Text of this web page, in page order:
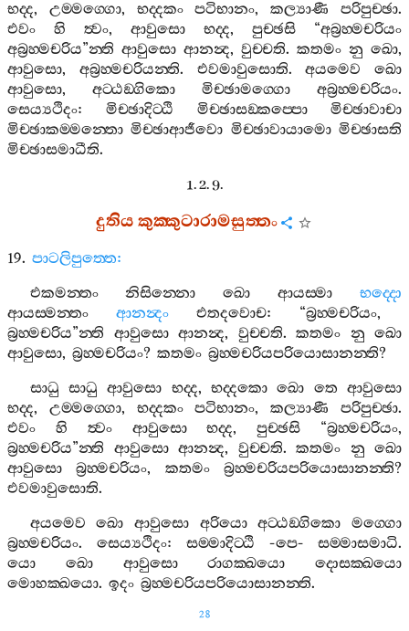
භද‍්ද, උම‍්මග‍්ගො, භද‍්දකං පටිභානං,කල්‍යාණී පරිපුච‍්ඡා.
එවං
හි ත්‍වං, ආවුසො භද‍්ද, පුච‍්ඡසි “අබ්‍රහ‍්මචරියං
අබ්‍රහ‍්මචරිය”න‍්ති ආවුසො ආනන්‍ද, වුච‍්චති. කතමං නු ඛො,
ආවුසො, අබ්‍රහ‍්මචරියන‍්ති. එවමාවුසොති.අයමෙව
ඛො
ආවුසො, අට‍්ඨඞ‍්ගිකො මිච‍්ඡාමග‍්ගො අබ්‍රහ‍්මචරියං.
සෙය්‍යථිදං:මිච‍්ඡාදිට‍්ඨි මිච‍්ඡාසඞ‍්කප‍්පො
මිච‍්ඡාවාචා
මිච‍්ඡාකම‍්මන‍්තො මිච‍්ඡාආජීවො මිච‍්ඡාවායාමො මිච‍්ඡාසති
මිච‍්ඡාසමාධීති.
1. 2. 9.
දුතියකුක‍්කුටාරාමසුත‍්තං
19. පාටලිපුත‍්තෙ:
එකමන‍්තං
නිසින‍්නො ඛො ආයස‍්මා
භද‍්දො
ආයස‍්මන‍්තං
ආනන්‍දං එතදවොච: “බ්‍රහ‍්මචරියං,
බ්‍රහ‍්මචරිය”න‍්ති ආවුසො ආනන්‍ද, වුච‍්චති. කතමං නු ඛො
ආවුසො, බ්‍රහ‍්මචරියං? කතමං බ්‍රහ‍්මචරියපරියොසානන‍්ති?
සාධු සාධු ආවුසො භද‍්ද, භද‍්දකො ඛො තෙ ආවුසො
භද‍්ද, උම‍්මග‍්ගො, භද‍්දකං පටිභානං,කල්‍යාණී පරිපුච‍්ඡා.
එවං
හි ත්‍වං ආවුසො භද‍්ද,පුච‍්ඡසි “බ්‍රහ‍්මචරියං,
බ්‍රහ‍්මචරිය”න‍්ති ආවුසො ආනන්‍ද, වුච‍්චති. කතමං නු ඛො
ආවුසො
බ්‍රහ‍්මචරියං, කතමං බ්‍රහ‍්මචරියපරියොසානන‍්ති?
එවමාවුසොති.
අයමෙව
ඛො ආවුසො අරියො අට‍්ඨඞ‍්ගිකො
මග‍්ගො
බ්‍රහ‍්මචරියං. සෙය්‍යථිදං: සම‍්මාදිට‍්ඨි -පෙ- සම‍්මාසමාධි.
යො
ඛො ආවුසො රාගක‍්ඛයො
දොසක‍්ඛයො
මොහක‍්ඛයො. ඉදං බ්‍රහ‍්මචරියපරියොසානන‍්ති.
28